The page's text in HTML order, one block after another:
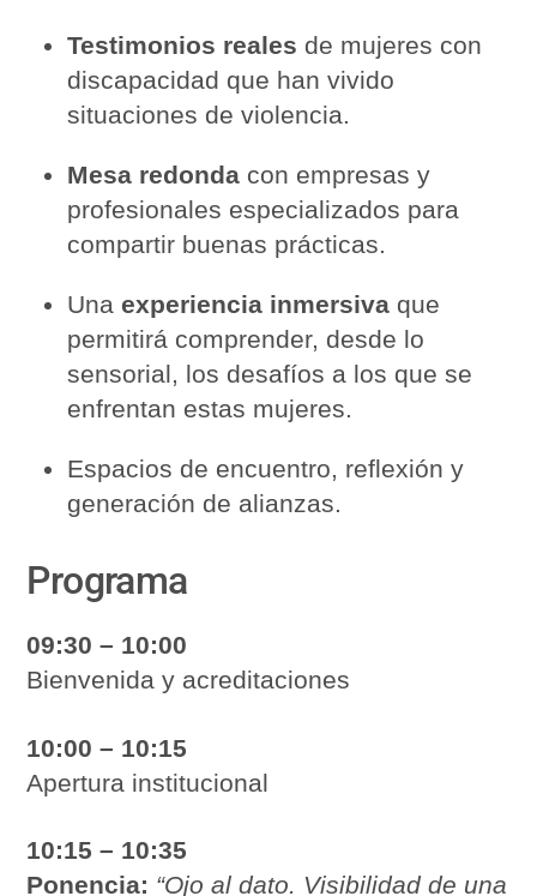
Testimonios reales de mujeres con
discapacidad que han vivido
situaciones de violencia.
Mesa redonda con empresas y
profesionales especializados para
compartir buenas prácticas.
Unaexperiencia inmersiva que
permitirá comprender, desde lo
sensorial, los desafíos a los que se
enfrentan estas mujeres.
Espacios de encuentro, reflexión y
generación de alianzas.
Programa
09:30 – 10:00
Bienvenida y acreditaciones
10:00 – 10:15
Apertura institucional
10:15 – 10:35
Ponencia: “Ojo al dato. Visibilidad de una